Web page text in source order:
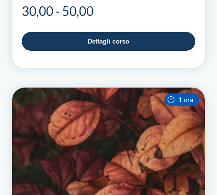
30,00- 50,00Fascia
prezzo:
da
a
50,00
Dettagli corso
1 ora